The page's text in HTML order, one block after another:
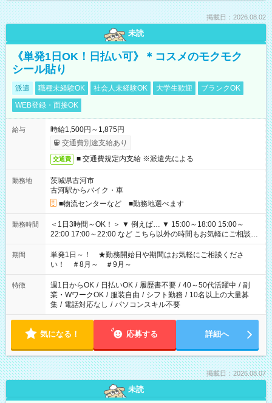
掲載日：2026.08.02
未読
《単発1日OK！日払い可》＊コスメのモクモク
シール貼り
派遣 職種未経験OK 社会人未経験OK 大学生歓迎
ブランクOK
WEB登録・面接OK
給与
時給1,500円～1,875円
交通費別途支給あり
交通費 ■ 交通費規定内支給 ※派遣先による
勤務地
茨城県古河市
古河駅からバイク・車
■物流センターなど ■勤務地選べます
勤務時間
＜1日3時間～OK！＞ ▼ 例えば… ▼ 15:00～18:00 15:00～
22:00 17:00～22:00 など こちら以外の時間もお気軽にご相談く
ださい！
期間
単発1日～！ ★勤務開始日や期間はお気軽にご相談くださ
い！ ＃8月～ ＃9月～
特徴 週1日からOK / 日払いOK / 履歴書不要 / 40～50代活躍中 / 副
業・WワークOK / 服装自由 / シフト勤務 / 10名以上の大量募
集 / 電話対応なし / パソコンスキル不要
気になる！ 応募する 詳細へ
掲載日：2026.08.07
未読